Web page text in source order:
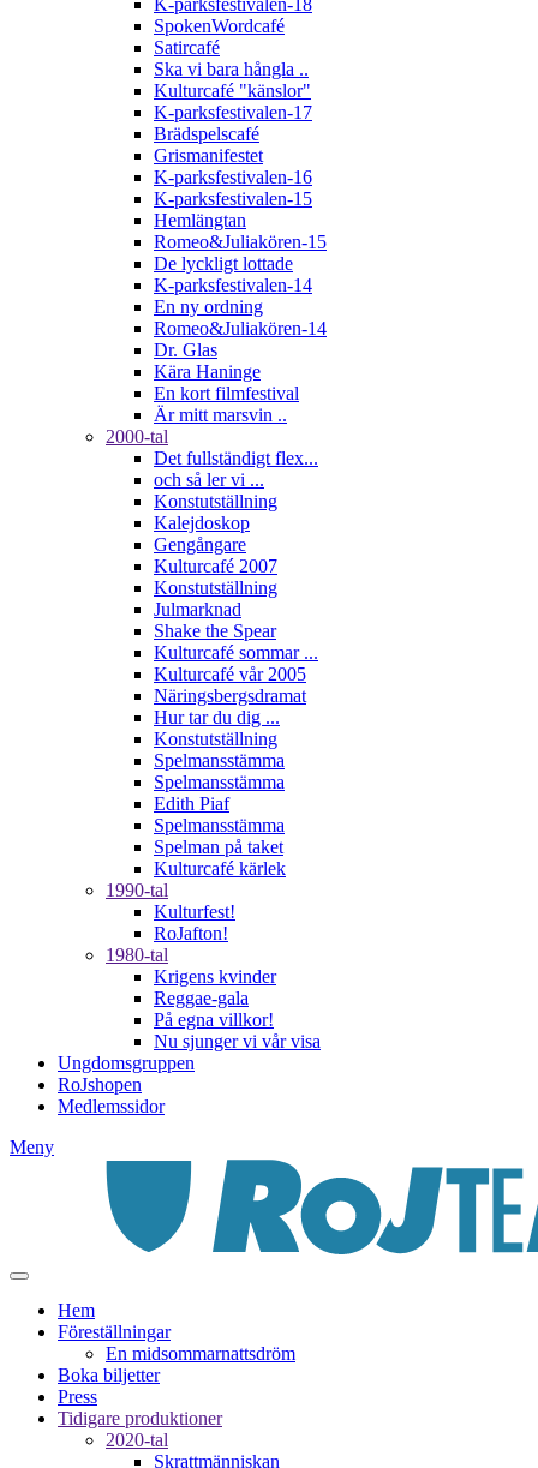
K-parksfestivalen-18
SpokenWordcafé
Satircafé
Ska vi bara hångla ..
Kulturcafé "känslor"
K-parksfestivalen-17
Brädspelscafé
Grismanifestet
K-parksfestivalen-16
K-parksfestivalen-15
Hemlängtan
Romeo&Juliakören-15
De lyckligt lottade
K-parksfestivalen-14
En ny ordning
Romeo&Juliakören-14
Dr. Glas
Kära Haninge
En kort filmfestival
Är mitt marsvin ..
2000-tal
Det fullständigt flex...
och så ler vi ...
Konstutställning
Kalejdoskop
Gengångare
Kulturcafé 2007
Konstutställning
Julmarknad
Shake the Spear
Kulturcafé sommar ...
Kulturcafé vår 2005
Näringsbergsdramat
Hur tar du dig ...
Konstutställning
Spelmansstämma
Spelmansstämma
Edith Piaf
Spelmansstämma
Spelman på taket
Kulturcafé kärlek
1990-tal
Kulturfest!
RoJafton!
1980-tal
Krigens kvinder
Reggae-gala
På egna villkor!
Nu sjunger vi vår visa
Ungdomsgruppen
RoJshopen
Medlemssidor
Meny
Hem
Föreställningar
En midsommarnattsdröm
Boka biljetter
Press
Tidigare produktioner
2020-tal
Skrattmänniskan